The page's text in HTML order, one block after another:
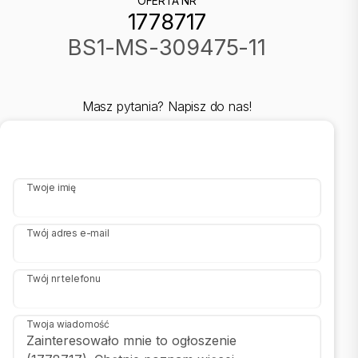
Powierzchnia balkonów/tarasów [m2]: 5 |
Rok budowy: 2002 |
Powierzchnia pokoi [m2]: 19 |
Podłoga kuchni: płytki |
Typ łazienki: razem z wc |
Liczba łazienek: 1 |
Glazura łazienki: glazura |
Podłoga łazienki: płytki |
Liczba WC: 1 |
Liczba przedpokoi: 1 |
1778717
BS1-MS-309475-11
Masz pytania? Napisz do nas!
Twoje imię
Twój adres e-mail
Twój nr telefonu
Twoja wiadomość